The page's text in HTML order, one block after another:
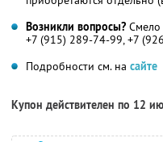
Возникли вопросы? Смело
+7 (915) 289-74-99, +7
Подробности см. на сайте
Купон действителен по 12